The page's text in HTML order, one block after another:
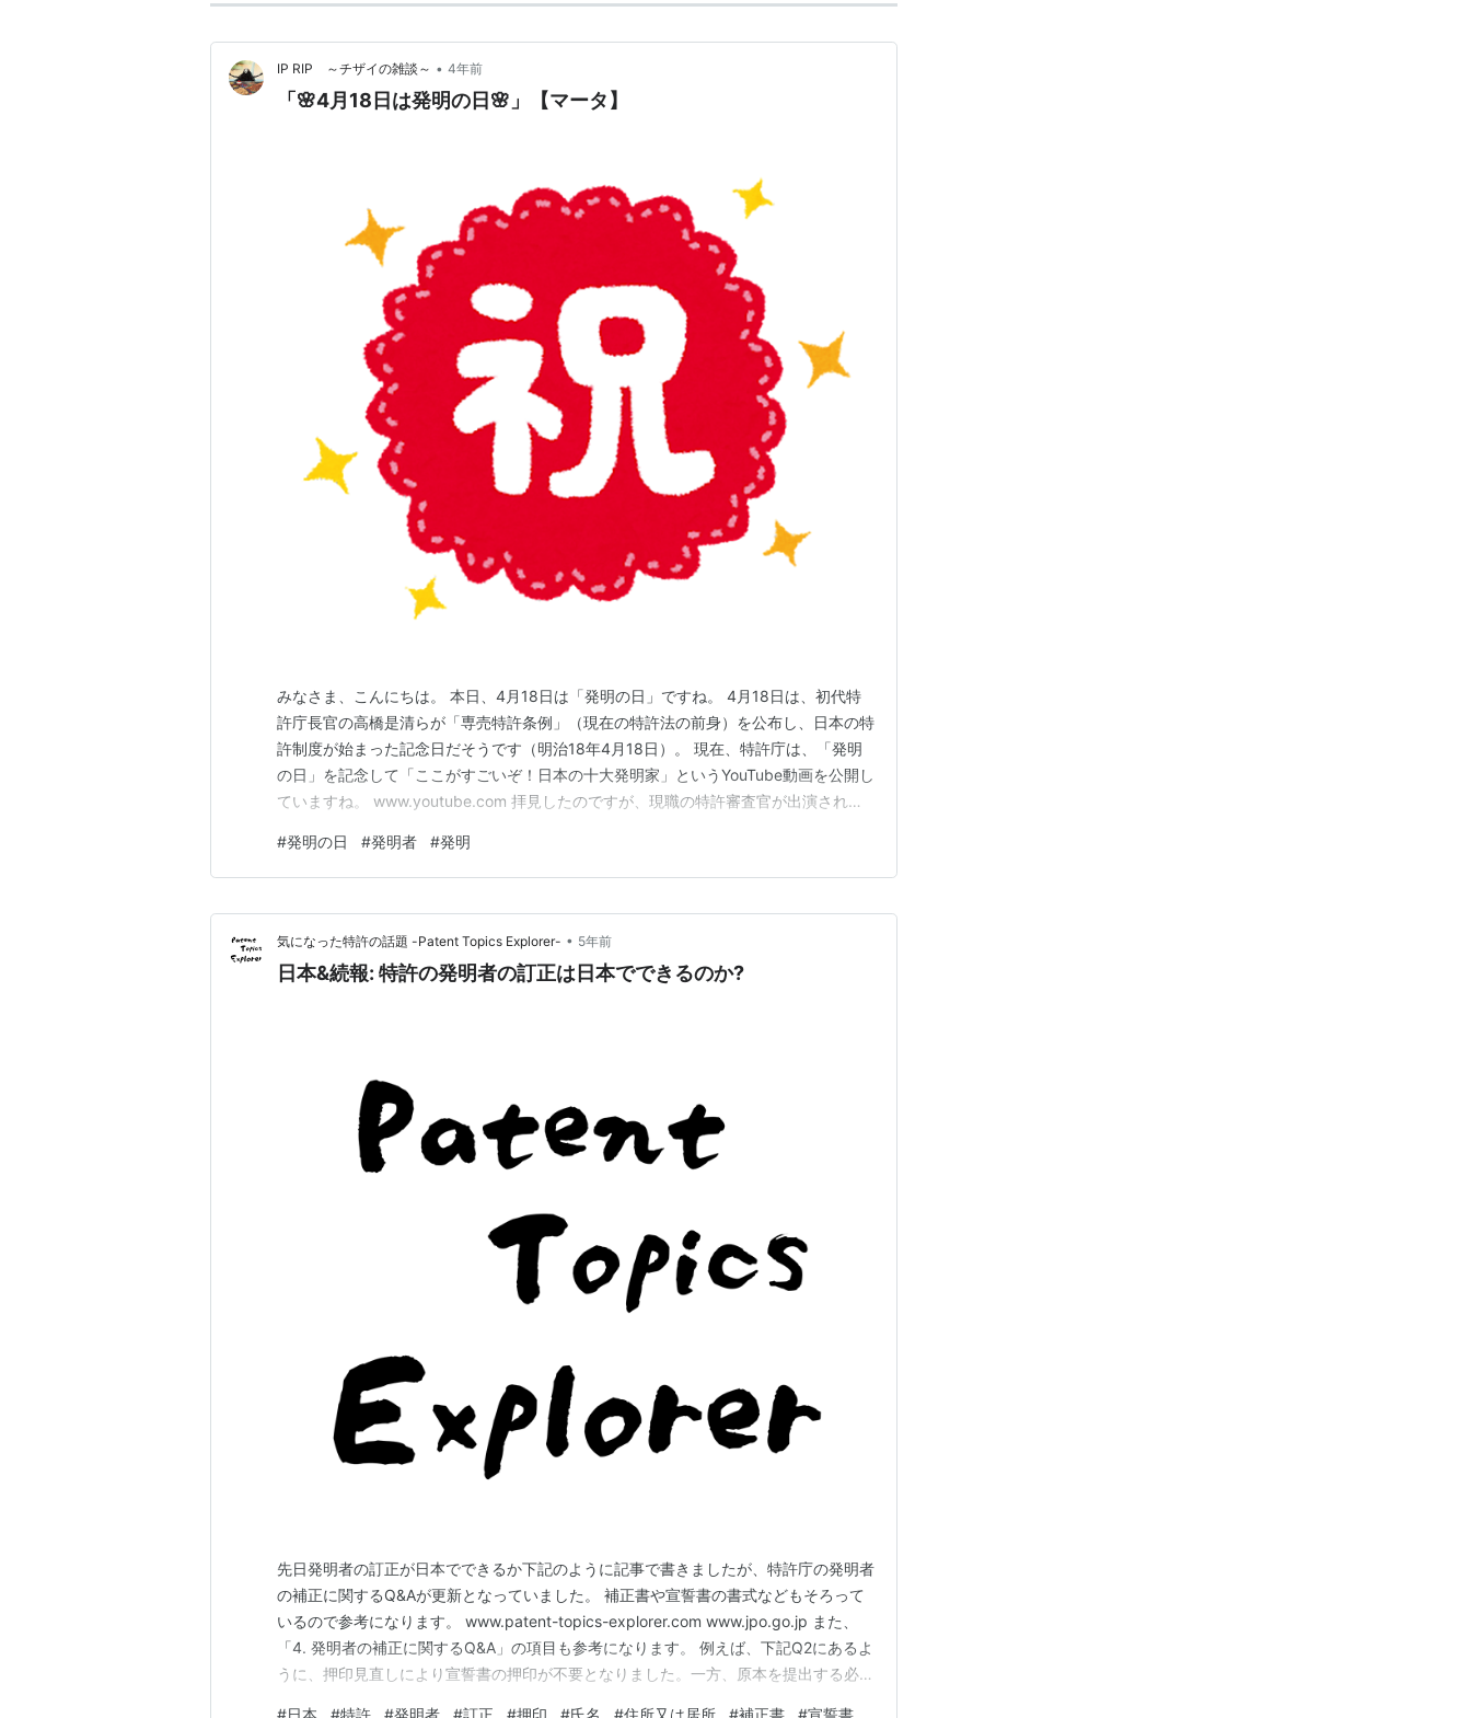
IP RIP ～チザイの雑談～ • 4年前
「🌸4月18日は発明の日🌸」【マータ】
みなさま、こんにちは。 本日、4月18日は「発明の日」ですね。 4月18日は、初代特
許庁長官の高橋是清らが「専売特許条例」（現在の特許法の前身）を公布し、日本の特
許制度が始まった記念日だそうです（明治18年4月18日）。 現在、特許庁は、「発明
の日」を記念して「ここがすごいぞ！日本の十大発明家」というYouTube動画を公開し
ていますね。 www.youtube.com 拝見したのですが、現職の特許審査官が出演されて
ョンに寄与した日本の発明」を開いており、デンソーウェーブの「QRコード」、小林
製薬の「冷却ジェルシー…
#発明の日 #発明者 #発明
気になった特許の話題 -Patent Topics Explorer- • 5年前
日本&続報: 特許の発明者の訂正は日本でできるのか?
先日発明者の訂正が日本でできるか下記のように記事で書きましたが、特許庁の発明者
の補正に関するQ&Aが更新となっていました。 補正書や宣誓書の書式などもそろって
いるので参考になります。 www.patent-topics-explorer.com www.jpo.go.jp また、
「4. 発明者の補正に関するQ&A」の項目も参考になります。 例えば、下記Q2にあるよ
うに、押印見直しにより宣誓書の押印が不要となりました。一方、原本を提出する必要